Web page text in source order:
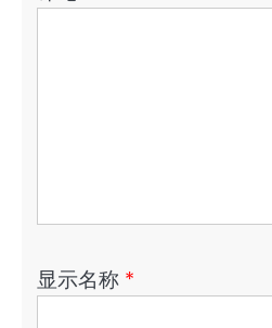
显示名称 *